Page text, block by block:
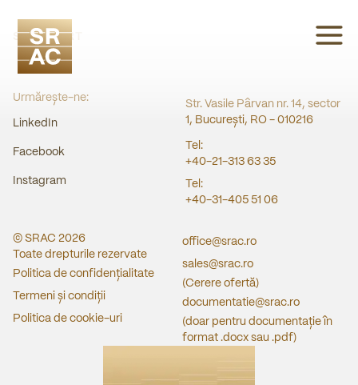
SRAC CERT
Urmărește-ne:
LinkedIn
Facebook
Instagram
Str. Vasile Pârvan nr. 14, sector
1, București, RO - 010216
Tel:
+40-21-313 63 35
Tel:
+40-31-405 51 06
© SRAC 2026
Toate drepturile rezervate
Politica de confidențialitate
Termeni și condiții
Politica de cookie-uri
office@srac.ro
sales@srac.ro
(Cerere ofertă)
documentatie@srac.ro
(doar pentru documentație în
format .docx sau .pdf)